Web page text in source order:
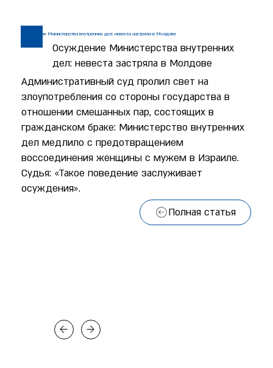
Осуждение Министерства внутренних дел: невеста застряла в Молдове
Осуждение Министерства внутренних
дел: невеста застряла в Молдове
Административный суд пролил свет на
злоупотребления со стороны государства в
отношении смешанных пар, состоящих в
гражданском браке: Министерство внутренних
дел медлило с предотвращением
воссоединения женщины с мужем в Израиле.
Судья: «Такое поведение заслуживает
осуждения».
Полная статья